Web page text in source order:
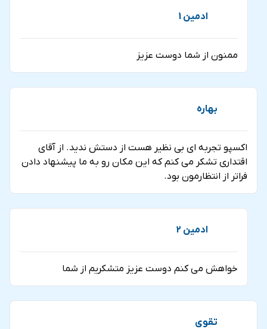
ادمین 1
ممنون از شما دوست عزیز
بهاره
اکسپو تجربه ای بی نظیر هست از دستش ندید. از آقای
اقتداری تشکر می کنم که این مکان رو به ما پیشنهاد دادن
فراتر از انتظارمون بود.
ادمین 2
خواهش می کنم دوست عزیز متشکریم از شما
تقوی